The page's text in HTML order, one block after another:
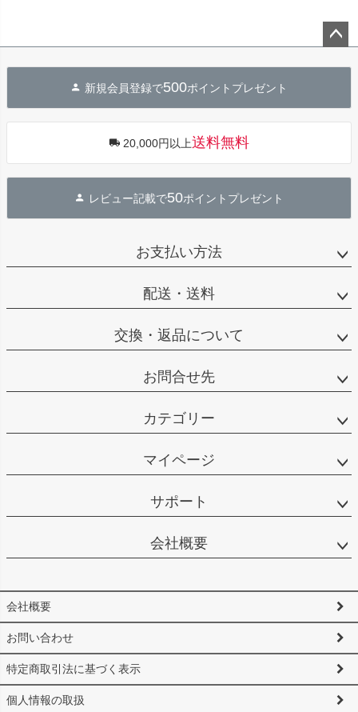
へ
新規会員登録で500ポイントプレゼント
20,000円以上送料無料
レビュー記載で50ポイントプレゼント
お支払い方法
配送・送料
交換・返品について
お問合せ先
カテゴリー
マイページ
サポート
会社概要
会社概要
お問い合わせ
特定商取引法に基づく表示
個人情報の取扱